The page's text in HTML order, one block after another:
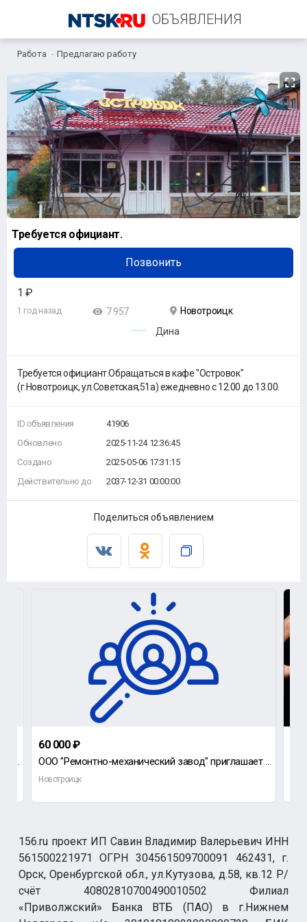
ОБЪЯВЛЕНИЯ
+7 (987) 119-30-79
Работа Предлагаю работу
Требуется официант.
Позвонить
1 ₽
1 год назад 7 957
Новотроицк
Дина
Требуется официант.Обращаться в кафе "Островок"
(г.Новотроицк, ул.Советская,51а) ежедневно с 12.00 до 13.00.
ID объявления
Обновлено
Создано
Действительно до
41906
2025-11-24 12:36:45
2025-05-06 17:31:15
2037-12-31 00:00:00
Поделиться объявлением
Требуется сторож в подземные гаражи (р-он остановки ПОЛИМЕР), мужчина пенсионного возраста, не злоуп
60 000 ₽
ООО "Ремонтно-механический завод" приглашает на работу сверловщика.
Новотроицк
156.ru проект ИП Савин Владимир Валерьевич ИНН
561500221971 ОГРН 304561509700091 462431, г.
Орск, Оренбургской обл., ул.Кутузова, д.58, кв.12 Р/
счёт 40802810700490010502 Филиал
«Приволжский» Банка ВТБ (ПАО) в г.Нижнем